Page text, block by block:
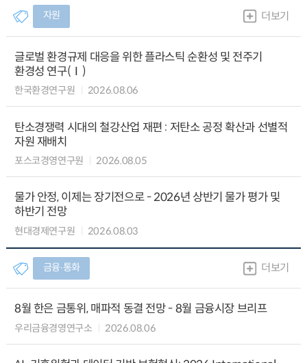
자원 더보기
글로벌 환경규제 대응을 위한 플라스틱 순환성 및 전주기
환경성 연구(Ⅰ)
한국환경연구원 2026.08.06
탄소경쟁력 시대의 철강산업 재편 : 저탄소 공정 확산과 선별적
자원 재배치
포스코경영연구원 2026.08.05
물가 안정, 이제는 장기전으로 - 2026년 상반기 물가 평가 및
하반기 전망
현대경제연구원 2026.08.03
금융∙통화 더보기
8월 한은 금통위, 매파적 동결 전망 - 8월 금융시장 브리프
우리금융경영연구소 2026.08.06